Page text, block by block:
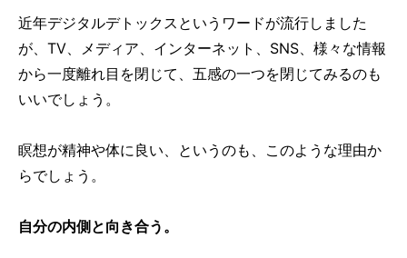
近年デジタルデトックスというワードが流行しました
が、TV、メディア、インターネット、SNS、様々な情報
から一度離れ目を閉じて、五感の一つを閉じてみるのも
いいでしょう。
瞑想が精神や体に良い、というのも、このような理由か
らでしょう。
自分の内側と向き合う。